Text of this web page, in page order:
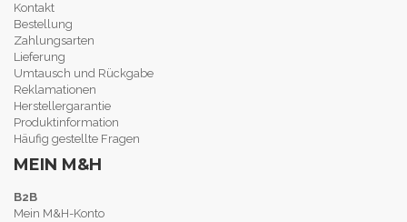
Kontakt
Bestellung
Zahlungsarten
Lieferung
Umtausch und Rückgabe
Reklamationen
Herstellergarantie
Produktinformation
Häufig gestellte Fragen
MEIN M&H
B2B
Mein M&H-Konto